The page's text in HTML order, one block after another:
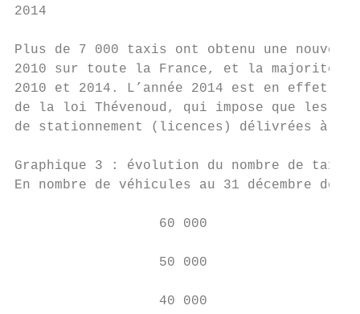
2014
Plus de 7 000 taxis ont obtenu une
2010 sur toute la France, et la
2010 et 2014. L’année 2014 est en
de la loi Thévenoud, qui impose que les
de stationnement (licences) délivrées
Graphique 3 : évolution du nombre de taxis
En nombre de véhicules au 31 décembre de
                  60 000
                  50 000
                  40 000